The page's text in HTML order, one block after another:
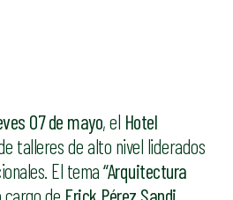
07 de mayo, el Hotel
talleres de alto nivel liderados
El tema“Arquitectura